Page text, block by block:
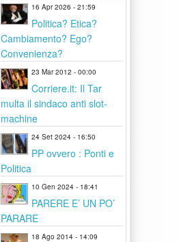
16 Apr 2026 - 21:59
Politica? Etica?
Cambiamento? Ego?
Convenienza?
23 Mar 2012 - 00:00
Corriere.it: Il Tar
multa il sindaco anti slot-
machine
24 Set 2024 - 16:50
PP ovvero : Ponti e
Politica
10 Gen 2024 - 18:41
PARERE E’ UN PO’
PARARE
18 Ago 2014 - 14:09